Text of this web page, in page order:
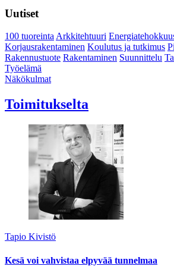
Uutiset
100 tuoreintaArkkitehtuuri
Korjausrakentaminen Koulutus ja tutkimus
Rakennustuote Rakentaminen Suunnittelu
Työelämä
Näkökulmat
Toimitukselta
Tapio Kivistö
Kesä voi vahvistaa elpyvää tunnelmaa